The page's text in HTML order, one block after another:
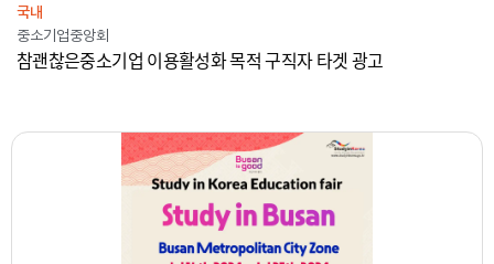
국내
중소기업중앙회
참괜찮은중소기업 이용활성화 목적 구직자 타겟 광고
2024
재단법인 부산광역시 글로벌 도시재단
국내